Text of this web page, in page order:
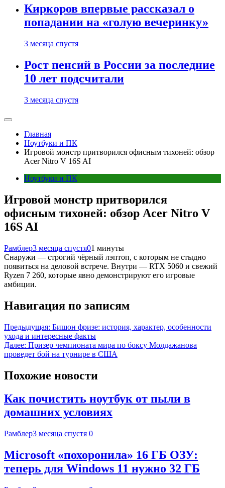
Киркоров впервые рассказал о
попадании на «голую вечеринку»
3 месяца спустя
Рост пенсий в России за последние
10 лет подсчитали
3 месяца спустя
Главная
Ноутбуки и ПК
Игровой монстр притворился офисным тихоней: обзор
Acer Nitro V 16S AI
Ноутбуки и ПК
Игровой монстр притворился
офисным тихоней: обзор Acer Nitro V
16S AI
Рамблер3 месяца спустя01 минуты
Снаружи — строгий чёрный лэптоп, с которым не стыдно
появиться на деловой встрече. Внутри — RTX 5060 и свежий
Ryzen 7 260, которые явно демонстрируют его игровые
амбиции.
Навигация по записям
Предыдущая: Бишон фризе: история, характер, особенности
ухода и интересные факты
Далее: Призер чемпионата мира по боксу Молдажанова
проведет бой на турнире в США
Похожие новости
Как почистить ноутбук от пыли в
домашних условиях
Рамблер3 месяца спустя 0
Microsoft «похоронила» 16 ГБ ОЗУ:
теперь для Windows 11 нужно 32 ГБ